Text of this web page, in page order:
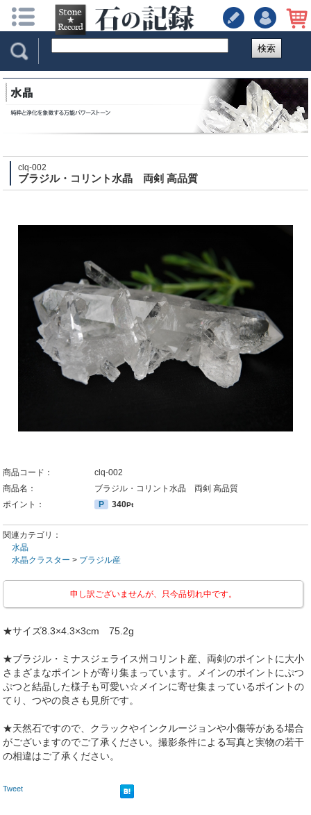
検索
clq-002
ブラジル・コリント水晶 両剣 高品質
商品コード：
clq-002
商品名：
ブラジル・コリント水晶 両剣 高品質
ポイント：
P 340Pt
関連カテゴリ：
水晶
水晶クラスター > ブラジル産
申し訳ございませんが、只今品切れ中です。
★サイズ8.3×4.3×3cm 75.2g
★ブラジル・ミナスジェライス州コリント産、両剣のポイントに大小
さまざまなポイントが寄り集まっています。メインのポイントにぷつ
ぷつと結晶した様子も可愛い☆メインに寄せ集まっているポイントの
てり、つやの良さも見所です。
★天然石ですので、クラックやインクルージョンや小傷等がある場合
がございますのでご了承ください。撮影条件による写真と実物の若干
の相違はご了承ください。
Tweet